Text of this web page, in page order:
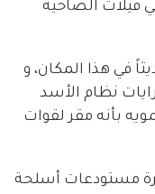
فيلات الضاحية
في هذا المكان، و
نظام الأسد
بأنه مقر لقوات
مستودعات أسلحة